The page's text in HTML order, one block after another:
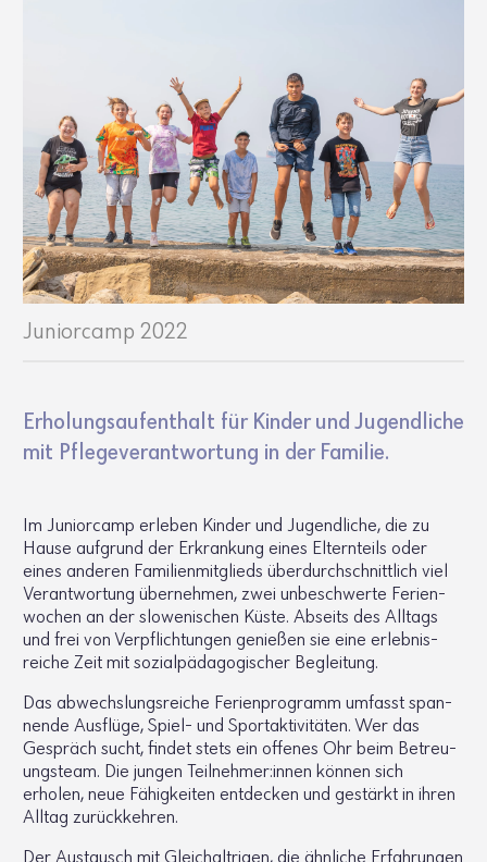
Juniorcamp 2022
Erho­lungs­auf­ent­halt für Kinder und Jugend­liche
mit Pfle­ge­ver­ant­wor­tung in der Familie.
Im Junior­camp erleben Kinder und Jugend­liche, die zu
Hause aufgrund der Erkran­kung eines Eltern­teils oder
eines anderen Fami­li­en­mit­glieds über­durch­schnitt­lich viel
Verant­wor­tung über­nehmen, zwei unbe­schwerte Feri­en­
wo­chen an der slowe­ni­schen Küste. Abseits des Alltags
und frei von Verpflich­tungen genießen sie eine erleb­nis­
reiche Zeit mit sozi­al­päd­ago­gi­scher Beglei­tung.
Das abwechs­lungs­reiche Feri­en­pro­gramm umfasst span­
nende Ausflüge, Spiel- und Sport­ak­ti­vi­täten. Wer das
Gespräch sucht, findet stets ein offenes Ohr beim Betreu­
ungs­team. Die jungen Teil­nehmer:innen können sich
erholen, neue Fähig­keiten entde­cken und gestärkt in ihren
Alltag zurück­kehren.